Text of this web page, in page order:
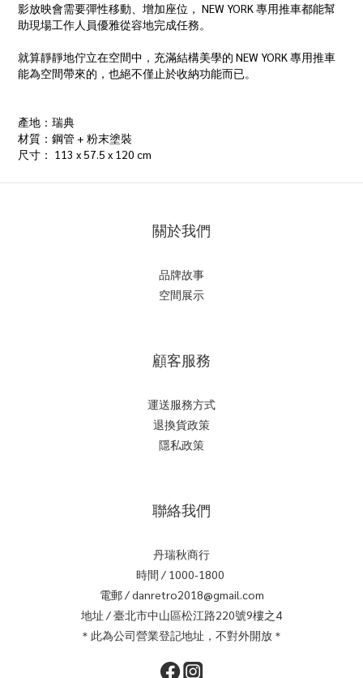
影放映會需要彈性移動、增加座位， NEW YORK 專用推車都能幫
助現場工作人員優雅從容地完成任務。
就算靜靜地佇立在空間中，充滿結構美學的 NEW YORK 專用推車
能為空間帶來的，也絕不僅止於收納功能而已。
產地：瑞典
材質：鋼管 + 粉末塗裝
尺寸： 113 x 57.5 x 120 cm
關於我們
品牌故事
空間展示
顧客服務
運送服務方式
退換貨政策
隱私政策
聯絡我們
丹瑞秋商行
時間 / 1000-1800
電郵 / danretro2018@gmail.com
地址 / 臺北市中山區松江路220號9樓之4
＊此為公司營業登記地址，不對外開放＊